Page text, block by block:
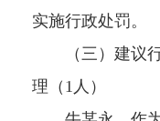
实施行政处罚。
（三）建议行
理（1人）